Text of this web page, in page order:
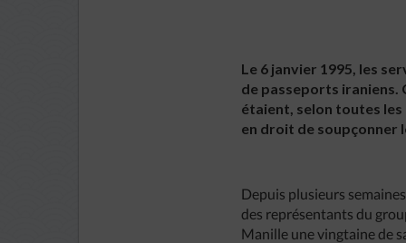
Le 6 janvier 1995, les
de passeports iraniens.
étaient, selon toutes les
en droit de soupçonner
Depuis plusieurs
des représentants du
Manille une vingtaine de